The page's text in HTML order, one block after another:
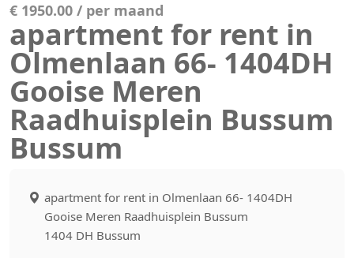
€ 1950.00 / per maand
apartment for rent in
Olmenlaan 66- 1404DH
Gooise Meren
Raadhuisplein Bussum
Bussum
apartment for rent in Olmenlaan 66- 1404DH
Gooise Meren Raadhuisplein Bussum
1404 DH Bussum